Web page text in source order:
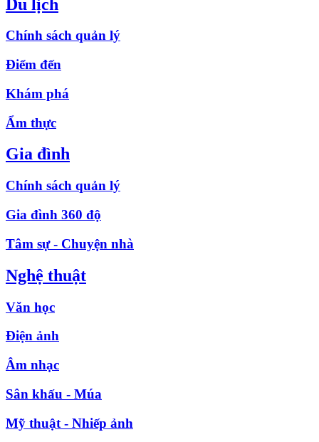
Du lịch
Chính sách quản lý
Điểm đến
Khám phá
Ẩm thực
Gia đình
Chính sách quản lý
Gia đình 360 độ
Tâm sự - Chuyện nhà
Nghệ thuật
Văn học
Điện ảnh
Âm nhạc
Sân khấu - Múa
Mỹ thuật - Nhiếp ảnh